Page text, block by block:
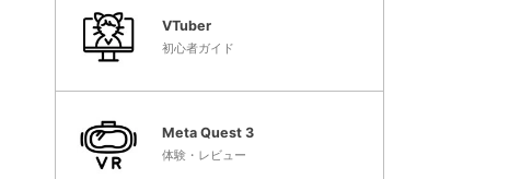
VTuber
初心者ガイド
Meta Quest 3
体験・レビュー